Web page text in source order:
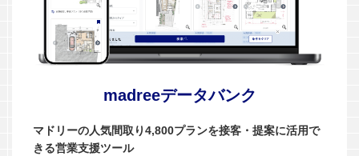
madreeデータバンク
マドリーの人気間取り4,800プランを接客・提案に活用で
きる営業支援ツール